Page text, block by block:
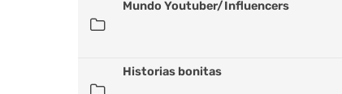
Mundo Youtuber/Influencers
Historias bonitas